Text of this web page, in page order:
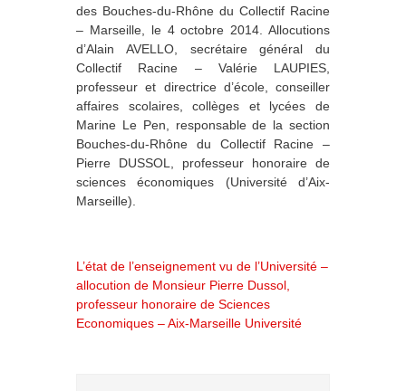
des Bouches-du-Rhône du Collectif Racine
– Marseille, le 4 octobre 2014. Allocutions
d’Alain AVELLO, secrétaire général du
Collectif Racine – Valérie LAUPIES,
professeur et directrice d’école, conseiller
affaires scolaires, collèges et lycées de
Marine Le Pen, responsable de la section
Bouches-du-Rhône du Collectif Racine –
Pierre DUSSOL, professeur honoraire de
sciences économiques (Université d’Aix-
Marseille).
L’état de l’enseignement vu de l’Université –
allocution de Monsieur Pierre Dussol,
professeur honoraire de Sciences
Economiques – Aix-Marseille Université